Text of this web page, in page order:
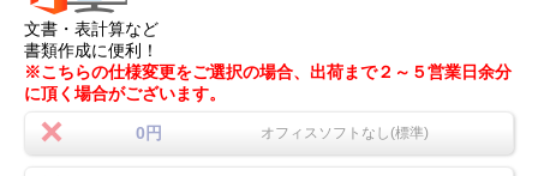
文書・表計算など
書類作成に便利！
※こちらの仕様変更をご選択の場合、出荷まで２～５営業日余分
に頂く場合がございます。
0円 オフィスソフトなし(標準)